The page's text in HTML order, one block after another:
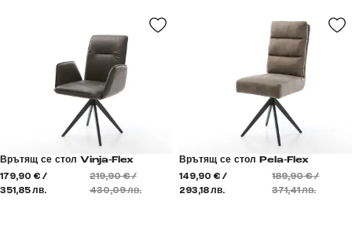
Врътящ се стол Vinja-Flex
179,90 € /
351,85 лв.
219,90 € /
430,09 лв.
Врътящ се стол Pela-Flex
149,90 € /
293,18 лв.
189,90 € /
371,41 лв.